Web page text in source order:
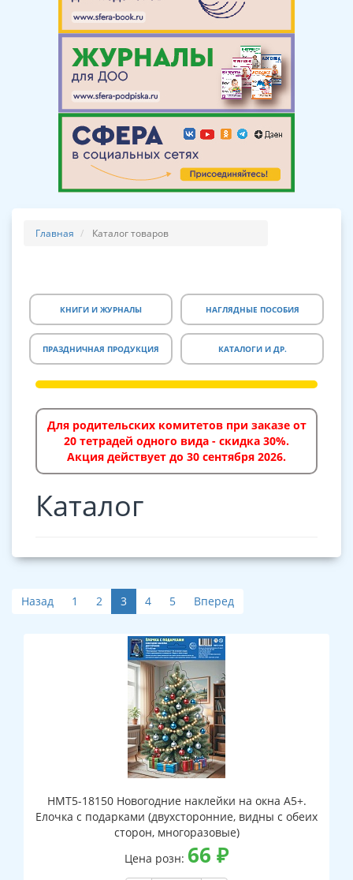
Главная Каталог товаров
КНИГИ И ЖУРНАЛЫ НАГЛЯДНЫЕ ПОСОБИЯ
ПРАЗДНИЧНАЯ ПРОДУКЦИЯ КАТАЛОГИ И ДР.
Для родительских комитетов при заказе от
20 тетрадей одного вида - скидка 30%.
Акция действует до 30 сентября 2026.
Каталог
Назад 1 2 3 4 5 Вперед
НМТ5-18150 Новогодние наклейки на окна А5+.
Елочка с подарками (двухсторонние, видны с обеих
сторон, многоразовые)
Цена розн: 66 ₽